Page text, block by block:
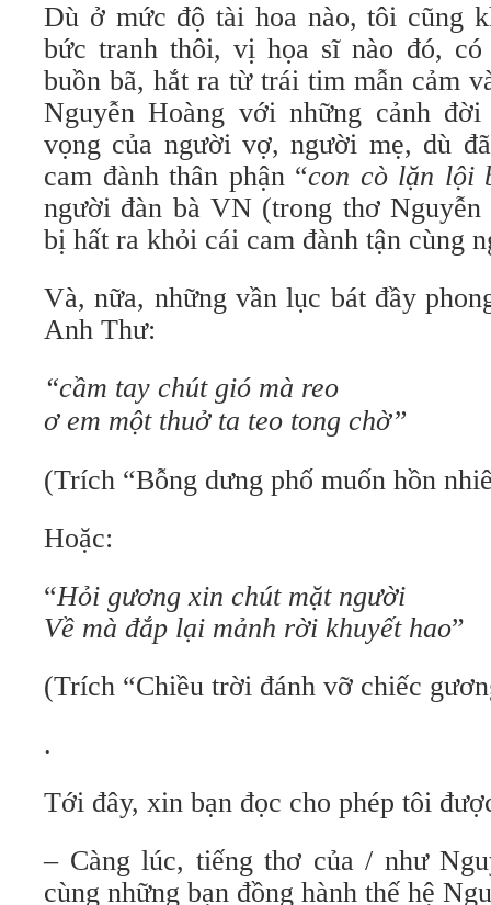
Dù ở mức độ tài hoa nào, tôi cũng
bức tranh thôi, vị họa sĩ nào đó,
buồn bã, hắt ra từ trái tim mẫn cảm
Nguyễn Hoàng với những cảnh
vọng của người vợ, người mẹ, dù
cam đành thân phận “con cò lặn lội
người đàn bà VN (trong thơ
bị hất ra khỏi cái cam đành tận cùng
Và, nữa, những vần lục bát đầy
Anh Thư:
“cầm tay chút gió mà reo
ơ em một thuở ta teo tong chờ”
(Trích “Bỗng dưng phố muốn hồn
Hoặc:
“Hỏi gương xin chút mặt người
Về mà đắp lại mảnh rời khuyết hao”
(Trích “Chiều trời đánh vỡ chiếc
.
Tới đây, xin bạn đọc cho phép tôi
– Càng lúc, tiếng thơ của / như
cùng những bạn đồng hành thế hệ